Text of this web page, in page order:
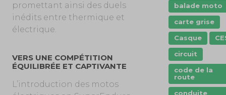
promettant ainsi des duels
inédits entre thermique et
électrique.
VERS UNE COMPÉTITION
ÉQUILIBRÉE ET CAPTIVANTE
L’introduction des motos
balade moto
carte grise
Casque
circuit
code de la
route
conduite